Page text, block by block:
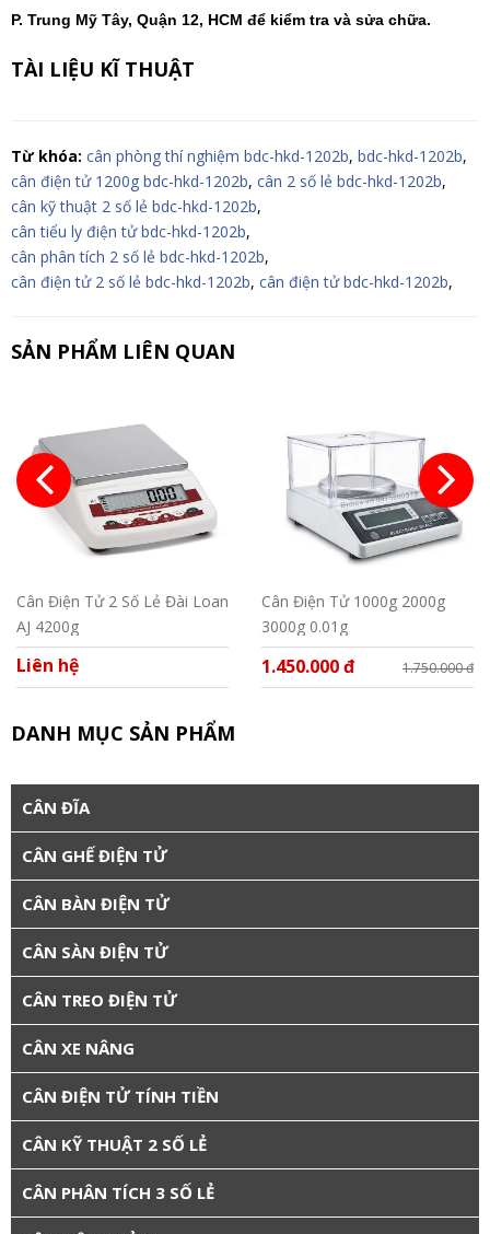
P. Trung Mỹ Tây, Quận 12, HCM để kiểm tra và sửa chữa.
TÀI LIỆU KĨ THUẬT
Từ khóa: cân phòng thí nghiệm bdc-hkd-1202b, bdc-hkd-1202b,
cân điện tử 1200g bdc-hkd-1202b, cân 2 số lẻ bdc-hkd-1202b,
cân kỹ thuật 2 số lẻ bdc-hkd-1202b,
cân tiểu ly điện tử bdc-hkd-1202b,
cân phân tích 2 số lẻ bdc-hkd-1202b,
cân điện tử 2 số lẻ bdc-hkd-1202b, cân điện tử bdc-hkd-1202b,
SẢN PHẨM LIÊN QUAN
Cân Điện Tử 2 Số Lẻ Đài Loan
AJ 4200g
Liên hệ
Cân Điện Tử 1000g 2000g
3000g 0.01g
1.450.000 đ 1.750.000 đ
DANH MỤC SẢN PHẨM
CÂN ĐĨA
CÂN GHẾ ĐIỆN TỬ
CÂN BÀN ĐIỆN TỬ
CÂN SÀN ĐIỆN TỬ
CÂN TREO ĐIỆN TỬ
CÂN XE NÂNG
CÂN ĐIỆN TỬ TÍNH TIỀN
CÂN KỸ THUẬT 2 SỐ LẺ
CÂN PHÂN TÍCH 3 SỐ LẺ